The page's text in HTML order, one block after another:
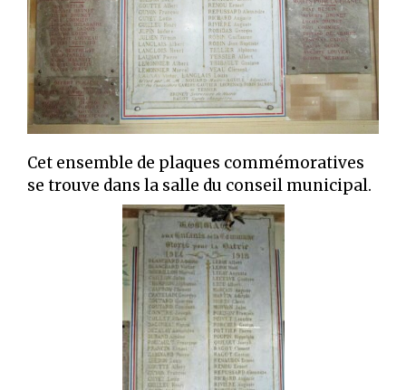
Cet ensemble de plaques commémoratives
se trouve dans la salle du conseil municipal.